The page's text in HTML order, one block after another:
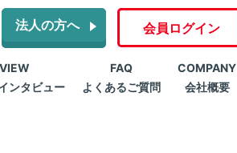
法人の方へ 会員ログイン
ンタビュー
FAQ
よくあるご質問
COMPANY
会社概要